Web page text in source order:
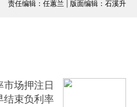
责任编辑：任蕙兰 | 版面编辑：石溪升
市场押注日
结束负利率